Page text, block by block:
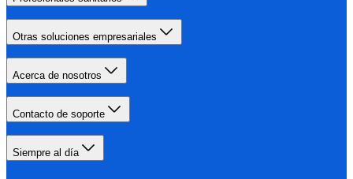
Otras soluciones empresariales
Acerca de nosotros
Contacto de soporte
Siempre al día